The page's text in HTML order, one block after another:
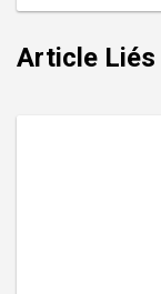
Article Liés